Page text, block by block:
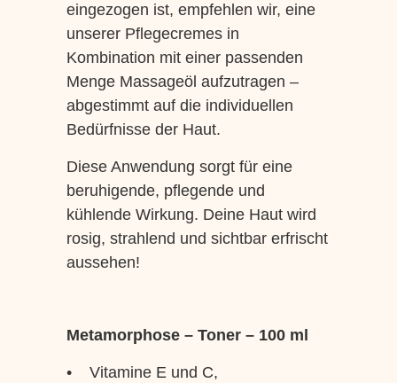
eingezogen ist, empfehlen wir, eine
unserer Pflegecremes in
Kombination mit einer passenden
Menge Massageöl aufzutragen –
abgestimmt auf die individuellen
Bedürfnisse der Haut.
Diese Anwendung sorgt für eine
beruhigende, pflegende und
kühlende Wirkung. Deine Haut wird
rosig, strahlend und sichtbar erfrischt
aussehen!
Metamorphose – Toner – 100 ml
• Vitamine E und C,